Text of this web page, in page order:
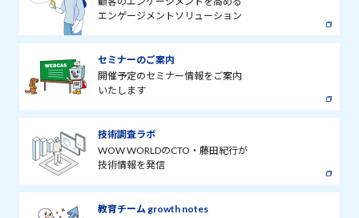
エンゲージメントソリューション
セミナーのご案内
開催予定のセミナー情報をご案内
いたします
技術調査ラボ
WOW WORLDのCTO・藤田紀行が
技術情報を発信
教育チーム growth notes